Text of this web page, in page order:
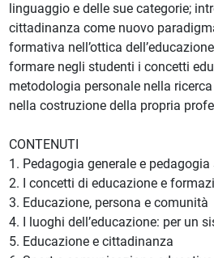
linguaggio e delle sue categorie;
cittadinanza come nuovo
formativa nell’ottica
formare negli studenti i concetti
metodologia personale nella
nella costruzione della propria
CONTENUTI
1. Pedagogia generale e
2. I concetti di educazione e
3. Educazione, persona e comunità
4. I luoghi dell’educazione: per un
5. Educazione e cittadinanza